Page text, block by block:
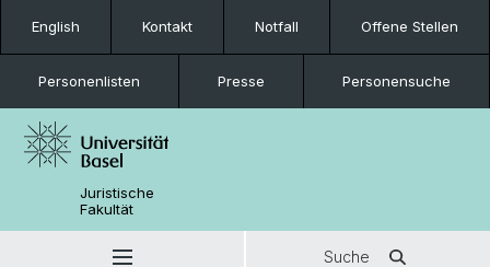
English Kontakt Notfall Offene Stellen
Personenlisten Presse Personensuche
Juristische
Fakultät
Suche